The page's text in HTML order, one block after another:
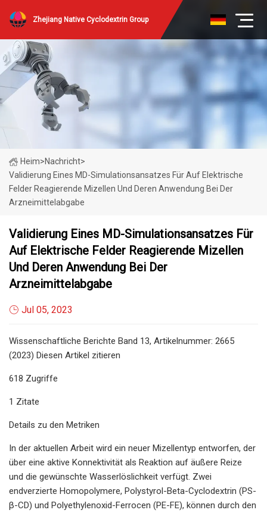
Zhejiang Native Cyclodextrin Group
Heim>Nachricht>
Validierung Eines MD-Simulationsansatzes Für Auf Elektrische
Felder Reagierende Mizellen Und Deren Anwendung Bei Der
Arzneimittelabgabe
Validierung Eines MD-Simulationsansatzes Für
Auf Elektrische Felder Reagierende Mizellen
Und Deren Anwendung Bei Der
Arzneimittelabgabe
Jul 05, 2023
Wissenschaftliche Berichte Band 13, Artikelnummer: 2665
(2023) Diesen Artikel zitieren
618 Zugriffe
1 Zitate
Details zu den Metriken
In der aktuellen Arbeit wird ein neuer Mizellentyp entworfen, der
über eine aktive Konnektivität als Reaktion auf äußere Reize
und die gewünschte Wasserlöslichkeit verfügt. Zwei
endverzierte Homopolymere, Polystyrol-Beta-Cyclodextrin (PS-
β-CD) und Polyethylenoxid-Ferrocen (PE-FE), können durch den